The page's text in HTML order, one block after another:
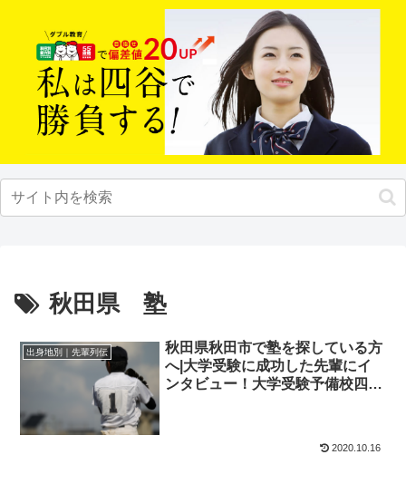
秋田県 塾
出身地別｜先輩列伝
秋田県秋田市で塾を探している方
へ|大学受験に成功した先輩にイ
ンタビュー！大学受験予備校四谷
2020.10.16